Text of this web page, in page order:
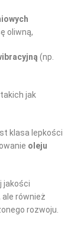
oliwną,
(np.
jak
klasa lepkości
oleju
jakości
ale również
rozwoju.